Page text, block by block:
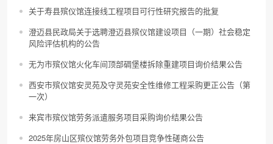
关于寿县殡仪馆连接线工程项目可行性研究报告的批复
澄迈县民政局关于选聘澄迈县殡仪馆建设项目（一期）社会稳定
风险评估机构的公告
无为市殡仪馆火化车间顶部碉堡楼拆除重建项目询价结果公告
西安市殡仪馆安灵苑及守灵苑安全性维修工程采购更正公告（第
一次）
来宾市殡仪馆劳务派遣服务项目采购询价结果公告
2025年房山区殡仪馆劳务外包项目竞争性磋商公告